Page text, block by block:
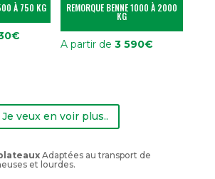
À 750 KG
€
REMORQUE BENNE 1000 À 2000
KG
A partir de 3 590€
Je veux en voir plus..
Adaptées au transport de
et lourdes.